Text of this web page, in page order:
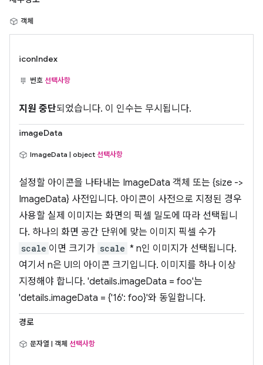
객체
iconIndex
번호 선택사항
지원 중단되었습니다. 이 인수는 무시됩니다.
imageData
ImageData | object 선택사항
설정할 아이콘을 나타내는 ImageData 객체 또는 {size ->
ImageData} 사전입니다. 아이콘이 사전으로 지정된 경우
사용할 실제 이미지는 화면의 픽셀 밀도에 따라 선택됩니
다. 하나의 화면 공간 단위에 맞는 이미지 픽셀 수가
scale 이면 크기가 scale * n인 이미지가 선택됩니다.
여기서 n은 UI의 아이콘 크기입니다. 이미지를 하나 이상
지정해야 합니다. 'details.imageData = foo'는
'details.imageData = {'16': foo}'와 동일합니다.
경로
문자열 | 객체 선택사항